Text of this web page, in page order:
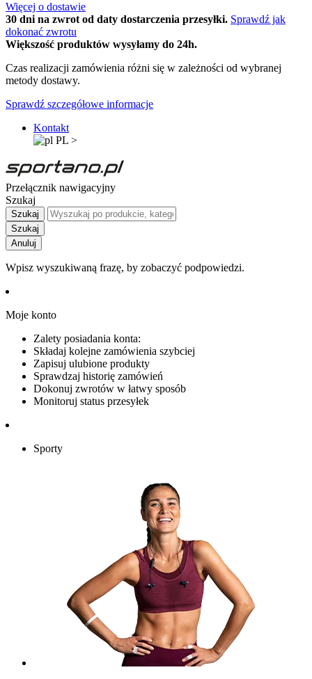
Więcej o dostawie
30 dni na zwrot od daty dostarczenia przesyłki. Sprawdź jak
dokonać zwrotu
Większość produktów wysyłamy do 24h.
Czas realizacji zamówienia różni się w zależności od wybranej
metody dostawy.
Sprawdź szczegółowe informacje
Kontakt
PL >
Przełącznik nawigacyjny
Szukaj
Szukaj
Szukaj
Anuluj
Wpisz wyszukiwaną frazę, by zobaczyć podpowiedzi.
Moje konto
Zalety posiadania konta:
Składaj kolejne zamówienia szybciej
Zapisuj ulubione produkty
Sprawdzaj historię zamówień
Dokonuj zwrotów w łatwy sposób
Monitoruj status przesyłek
Sporty